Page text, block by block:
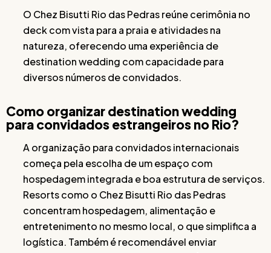
O Chez Bisutti Rio das Pedras reúne cerimônia no
deck com vista para a praia e atividades na
natureza, oferecendo uma experiência de
destination wedding com capacidade para
diversos números de convidados.
Como organizar destination wedding
para convidados estrangeiros no Rio?
A organização para convidados internacionais
começa pela escolha de um espaço com
hospedagem integrada e boa estrutura de serviços.
Resorts como o Chez Bisutti Rio das Pedras
concentram hospedagem, alimentação e
entretenimento no mesmo local, o que simplifica a
logística. Também é recomendável enviar